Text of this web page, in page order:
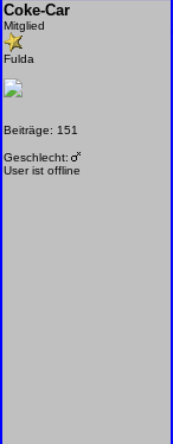
Coke-Car
Mitglied
Fulda
Beiträge: 151
Geschlecht:
User ist offline